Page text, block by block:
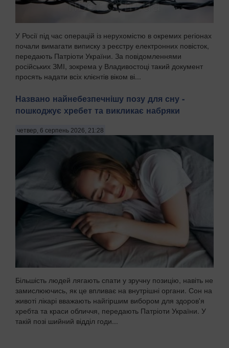
У Росії під час операцій із нерухомістю в окремих регіонах
почали вимагати виписку з реєстру електронних повісток,
передають Патріоти України. За повідомленнями
російських ЗМІ, зокрема у Владивостоці такий документ
просять надати всіх клієнтів віком ві...
Названо найнебезпечнішу позу для сну -
пошкоджує хребет та викликає набряки
четвер, 6 серпень 2026, 21:28
Більшість людей лягають спати у зручну позицію, навіть не
замислюючись, як це впливає на внутрішні органи. Сон на
животі лікарі вважають найгіршим вибором для здоров'я
хребта та краси обличчя, передають Патріоти України. У
такій позі шийний відділ годи...